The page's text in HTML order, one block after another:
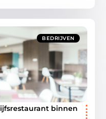
BEDRIJVEN
binnen